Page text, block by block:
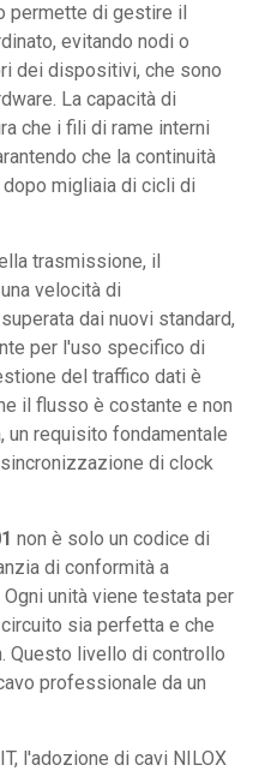
permette di gestire il
evitando nodi o
dei dispositivi, che sono
La capacità di
che i fili di rame interni
che la continuità
migliaia di cicli di
trasmissione, il
velocità di
dai nuovi standard,
per l'uso specifico di
del traffico dati è
il flusso è costante e non
requisito fondamentale
di clock
non è solo un codice di
di conformità a
unità viene testata per
sia perfetta e che
Questo livello di controllo
professionale da un
l'adozione di cavi NILOX